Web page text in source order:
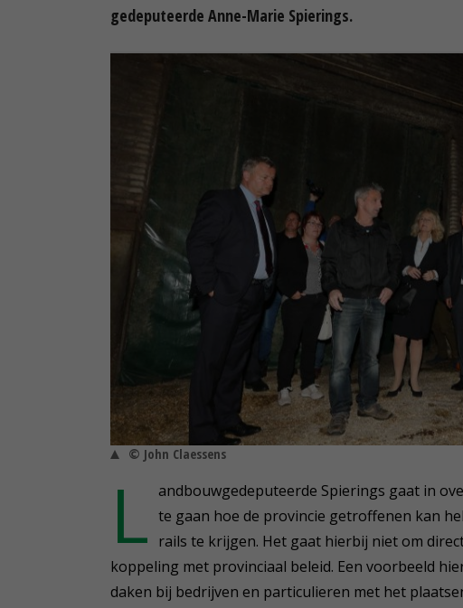
gedeputeerde Anne-Marie Spierings.
© John Claessens
L andbouwgedeputeerde Spierings gaat in
te gaan hoe de provincie getroffenen kan
rails te krijgen. Het gaat hierbij niet om
koppeling met provinciaal beleid. Een voorbeeld
daken bij bedrijven en particulieren met het